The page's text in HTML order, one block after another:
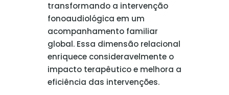
transformando a intervenção
fonoaudiológica em um
acompanhamento familiar
global. Essa dimensão relacional
enriquece consideravelmente o
impacto terapêutico e melhora a
eficiência das intervenções.